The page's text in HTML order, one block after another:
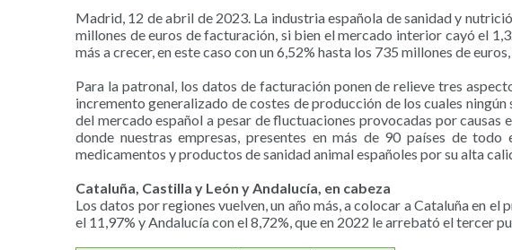
Madrid, 12 de abril de 2023. La industria española de sanidad y
millones de euros de facturación, si bien el mercado interior cayó el
más a crecer, en este caso con un 6,52% hasta los 735 millones de
Para la patronal, los datos de facturación ponen de relieve tres
incremento generalizado de costes de producción de los cuales
del mercado español a pesar de fluctuaciones provocadas por
donde nuestras empresas, presentes en más de 90 países de
medicamentos y productos de sanidad animal españoles por su alta
Cataluña, Castilla y León y Andalucía, en cabeza
Los datos por regiones vuelven, un año más, a colocar a Cataluña en
el 11,97% y Andalucía con el 8,72%, que en 2022 le arrebató el tercer